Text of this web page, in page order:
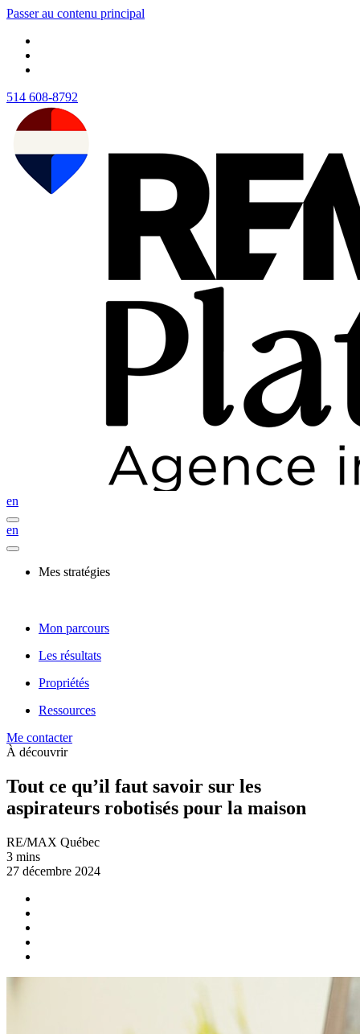
Passer au contenu principal
514 608-8792
en
en
Mes stratégies
Mon parcours
Les résultats
Propriétés
Ressources
Me contacter
À découvrir
Tout ce qu’il faut savoir sur les
aspirateurs robotisés pour la maison
RE/MAX Québec
3 mins
27 décembre 2024